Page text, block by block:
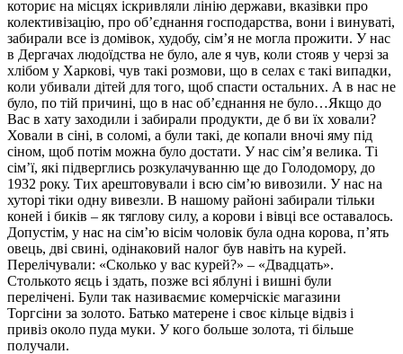
коториє на місцях іскривляли лінію держави, вказівки про
колективізацію, про об’єднання господарства, вони і винуваті,
забирали все із домівок, худобу, сім’я не могла прожити. У нас
в Дергачах людоїдства не було, але я чув, коли стояв у черзі за
хлібом у Харкові, чув такі розмови, що в селах є такі випадки,
коли убивали дітей для того, щоб спасти остальних. А в нас не
було, по тій причині, що в нас об’єднання не було…Якщо до
Вас в хату заходили і забирали продукти, де б ви їх ховали?
Ховали в сіні, в соломі, а були такі, де копали вночі яму під
сіном, щоб потім можна було достати. У нас сім’я велика. Ті
сім’ї, які підверглись розкулачуванню ще до Голодомору, до
1932 року. Тих арештовували і всю сім’ю вивозили. У нас на
хуторі тіки одну вивезли. В нашому районі забирали тільки
коней і биків – як тяглову силу, а корови і вівці все оставалось.
Допустім, у нас на сім’ю вісім чоловік була одна корова, п’ять
овець, дві свині, одінаковий налог був навіть на курей.
Перелічували: «Сколько у вас курей?» – «Двадцать».
Столькото яєць і здать, позже всі яблуні і вишні були
перелічені. Були так називаємиє комерчіскіє магазини
Торгсіни за золото. Батько матерене і своє кільце відвіз і
привіз около пуда муки. У кого больше золота, ті більше
получали.